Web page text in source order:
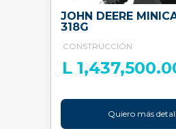
JOHN DEERE
318G
CONSTRUCCIÓN
L
Quiero más